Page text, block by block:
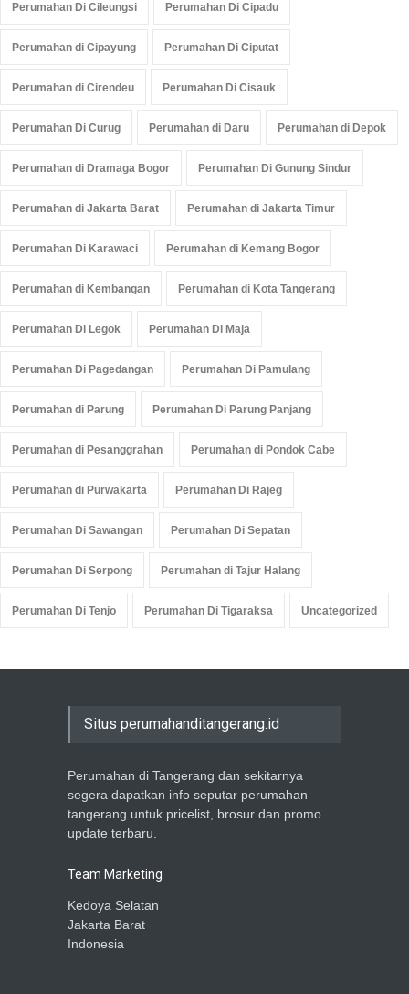
Perumahan Di Cileungsi Perumahan Di Cipadu
Perumahan di Cipayung Perumahan Di Ciputat
Perumahan di Cirendeu Perumahan Di Cisauk
Perumahan Di Curug Perumahan di Daru Perumahan di Depok
Perumahan di Dramaga Bogor Perumahan Di Gunung Sindur
Perumahan di Jakarta Barat Perumahan di Jakarta Timur
Perumahan Di Karawaci Perumahan di Kemang Bogor
Perumahan di Kembangan Perumahan di Kota Tangerang
Perumahan Di Legok Perumahan Di Maja
Perumahan Di Pagedangan Perumahan Di Pamulang
Perumahan di Parung Perumahan Di Parung Panjang
Perumahan di Pesanggrahan Perumahan di Pondok Cabe
Perumahan di Purwakarta Perumahan Di Rajeg
Perumahan Di Sawangan Perumahan Di Sepatan
Perumahan Di Serpong Perumahan di Tajur Halang
Perumahan Di Tenjo Perumahan Di Tigaraksa Uncategorized
Situs perumahanditangerang.id
Perumahan di Tangerang dan sekitarnya
segera dapatkan info seputar perumahan
tangerang untuk pricelist, brosur dan promo
update terbaru.
Team Marketing
Kedoya Selatan
Jakarta Barat
Indonesia